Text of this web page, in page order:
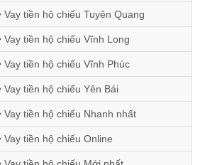
Vay tiền hộ chiếu Tuyên Quang
Vay tiền hộ chiếu Vĩnh Long
Vay tiền hộ chiếu Vĩnh Phúc
Vay tiền hộ chiếu Yên Bái
Vay tiền hộ chiếu Nhanh nhất
Vay tiền hộ chiếu Online